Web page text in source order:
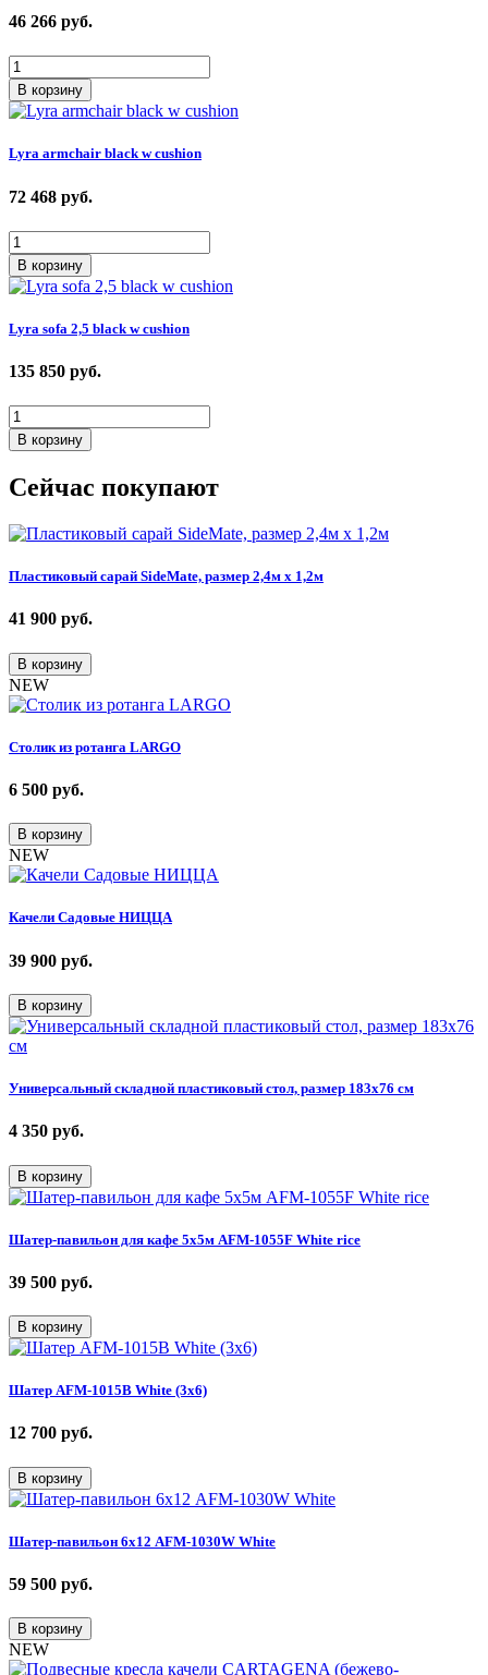
46 266 руб.
В корзину
Lyra armchair black w cushion
72 468 руб.
В корзину
Lyra sofa 2,5 black w cushion
135 850 руб.
В корзину
Сейчас покупают
Пластиковый сарай SideMate, размер 2,4м х 1,2м
41 900 руб.
В корзину
NEW
Столик из ротанга LARGO
6 500 руб.
В корзину
NEW
Качели Садовые НИЦЦА
39 900 руб.
В корзину
Универсальный складной пластиковый стол, размер 183х76 см
4 350 руб.
В корзину
Шатер-павильон для кафе 5х5м AFM-1055F White rice
39 500 руб.
В корзину
Шатер AFM-1015B White (3х6)
12 700 руб.
В корзину
Шатер-павильон 6х12 AFM-1030W White
59 500 руб.
В корзину
NEW